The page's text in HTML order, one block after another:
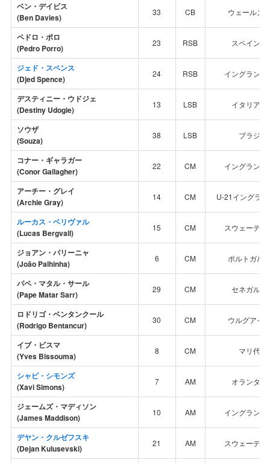
ベン・デイビス
(Ben Davies)
33 CB ウェールズ
ペドロ・ポロ
(Pedro Porro)
23 RSB スペイン代
ジェド・スペンス
(Djed Spence)
24 RSB イングランド
デスティニー・ウドジェ
(Destiny Udogie)
13 LSB イタリア代
ソウザ
(Souza)
38 LSB ブラジル
コナー・ギャラガー
(Conor Gallagher)
22 CM イングランド
アーチー・グレイ
(Archie Gray)
14 CM U-21イングラ
ルーカス・ベリヴァル
(Lucas Bergvall)
15 CM スウェーデン
ジョアン・パリーニャ
(João Palhinha)
6 CM ポルトガル
パペ・マタル・サール
(Pape Matar Sarr)
29 CM セネガル代
ロドリゴ・ベンタンクール
(Rodrigo Bentancur)
30 CM ウルグアイ
イブ・ビスマ
(Yves Bissouma)
8 CM マリ代表
シャビ・シモンズ
(Xavi Simons)
7 AM オランダ代
ジェームズ・マディソン
(James Maddison)
10 AM イングランド
デヤン・クルゼフスキ
(Dejan Kulusevski)
21 AM スウェーデン